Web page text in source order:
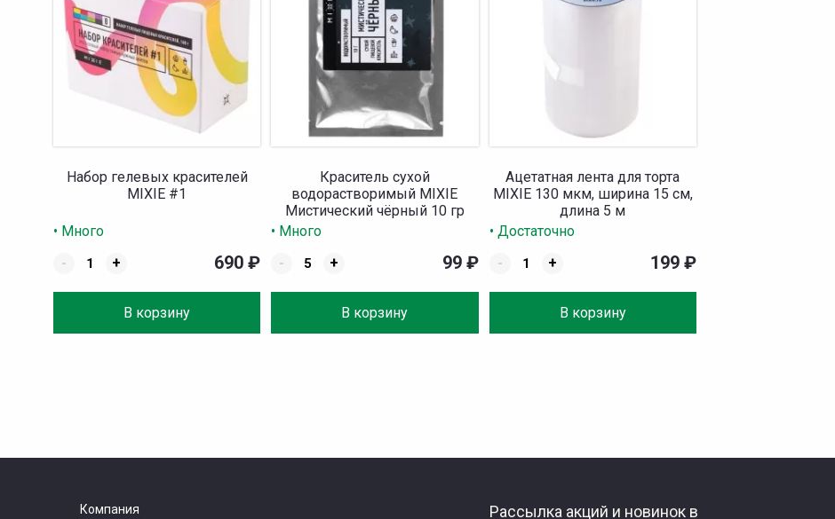
Набор гелевых красителей
MIXIE #1
• Много
-
+
В корзину
690₽
Краситель сухой
водорастворимый MIXIE
Мистический чёрный 10 гр
• Много
-
+
В корзину
99 ₽
Ацетатная лента для торта
MIXIE 130 мкм, ширина 15 см,
длина 5 м
• Достаточно
-
+
В корзину
199 ₽
Компания Рассылка акций и новинок в